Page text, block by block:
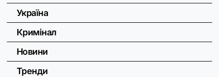
Україна
Кримінал
Новини
Тренди